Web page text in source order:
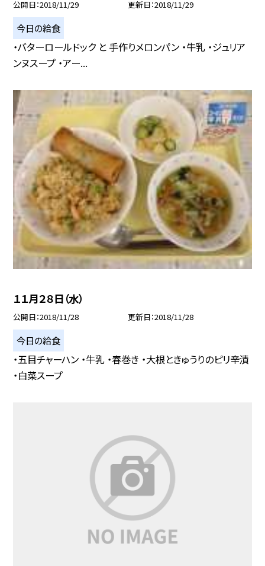
公開日 2018/11/29 更新日 2018/11/29
今日の給食
・バターロールドック と 手作りメロンパン ・牛乳 ・ジュリア
ンヌスープ ・アー...
１１月２８日（水）
公開日 2018/11/28 更新日 2018/11/28
今日の給食
・五目チャーハン ・牛乳 ・春巻き ・大根ときゅうりのピリ辛漬
・白菜スープ